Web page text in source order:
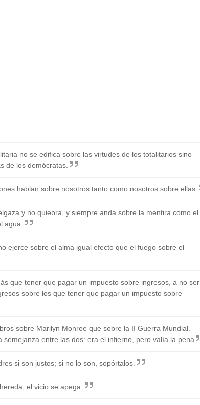
no se edifica sobre las virtudes de los totalitarios sino
de los demócratas.
hablan sobre nosotros tanto como nosotros sobre ellas.
y no quiebra, y siempre anda sobre la mentira como el
agua.
ejerce sobre el alma igual efecto que el fuego sobre el
que tener que pagar un impuesto sobre ingresos, a no ser
sobre los que tener que pagar un impuesto sobre
sobre Marilyn Monroe que sobre la II Guerra Mundial.
semejanza entre las dos: era el infierno, pero valía la pena
si son justos; si no lo son, sopórtalos.
el vicio se apega.